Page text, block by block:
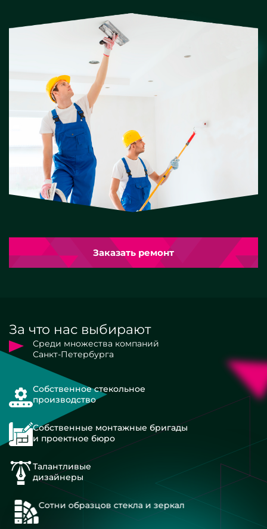
Заказать ремонт
За что нас выбирают
Среди множества компаний
Санкт-Петербурга
Собственное стекольное
производство
Собственные монтажные бригады
и проектное бюро
Талантливые
дизайнеры
Сотни образцов стекла и зеркал